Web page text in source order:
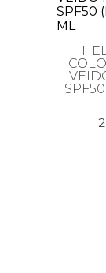
Veido
Veido
Makiažo
Akių
Lūpoms